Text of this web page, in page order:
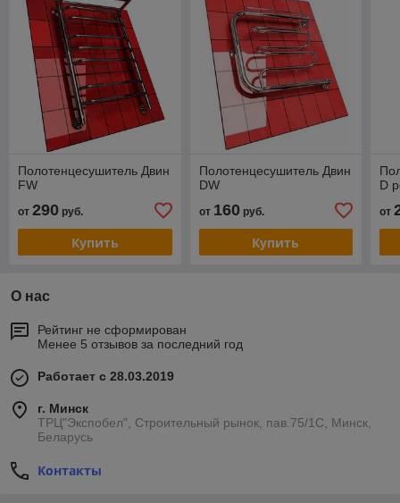
Полотенцесушитель Двин
FW
от 290 руб.
Купить
Полотенцесушитель Двин
DW
от 160руб.
Купить
D
от
О нас
Рейтинг не сформирован
Менее 5 отзывов за последний год
Работает с 28.03.2019
г. Минск
ТРЦ"Экспобел", Строительный рынок, пав.75/1С, Минск,
Беларусь
Контакты